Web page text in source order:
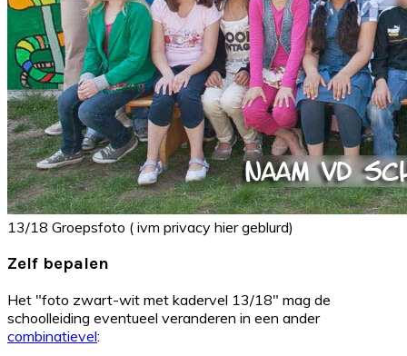
13/18 Groepsfoto ( ivm privacy hier geblurd)
Zelf bepalen
Het "foto zwart-wit met kadervel 13/18" mag de
schoolleiding eventueel veranderen in een ander
combinatievel: